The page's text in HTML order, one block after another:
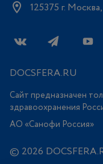
125375 г.
DOCSFERA.RU
Сайт предназначен
здравоохранения
АО «Санофи Россия»
© 2026